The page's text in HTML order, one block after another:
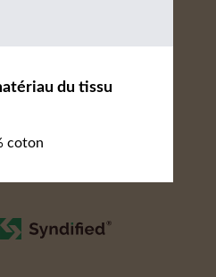
du tissu
coton